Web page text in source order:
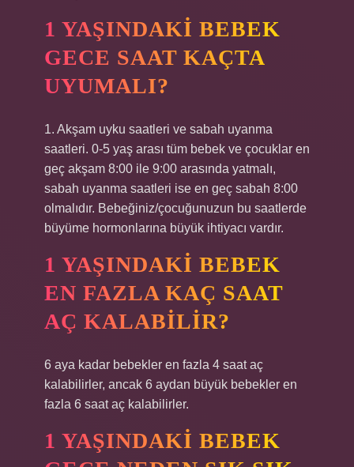
1 YAŞINDAKI BEBEK
GECE SAAT KAÇTA
UYUMALI?
1. Akşam uyku saatleri ve sabah uyanma
saatleri. 0-5 yaş arası tüm bebek ve çocuklar en
geç akşam 8:00 ile 9:00 arasında yatmalı,
sabah uyanma saatleri ise en geç sabah 8:00
olmalıdır. Bebeğiniz/çocuğunuzun bu saatlerde
büyüme hormonlarına büyük ihtiyacı vardır.
1 YAŞINDAKI BEBEK
EN FAZLA KAÇ SAAT
AÇ KALABILIR?
6 aya kadar bebekler en fazla 4 saat aç
kalabilirler, ancak 6 aydan büyük bebekler en
fazla 6 saat aç kalabilirler.
1 YAŞINDAKI BEBEK